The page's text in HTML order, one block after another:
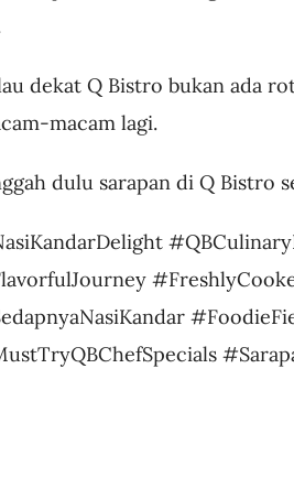
dekat Q Bistro bukan ada
macam lagi.
dulu sarapan di Q Bistro